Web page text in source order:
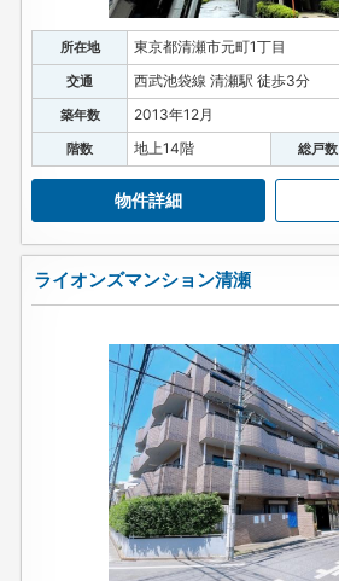
所在地 東京都清瀬市元町1丁目
交通 西武池袋線 清瀬駅 徒歩3分
築年数 2013年12月
階数 地上14階 総戸数
物件詳細
ライオンズマンション清瀬